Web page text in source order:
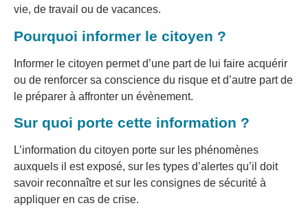
vie, de travail ou de vacances.
Pourquoi informer le citoyen ?
Informer le citoyen permet d’une part de lui faire acquérir
ou de renforcer sa conscience du risque et d’autre part de
le préparer à affronter un évènement.
Sur quoi porte cette information ?
L’information du citoyen porte sur les phénomènes
auxquels il est exposé, sur les types d’alertes qu’il doit
savoir reconnaître et sur les consignes de sécurité à
appliquer en cas de crise.